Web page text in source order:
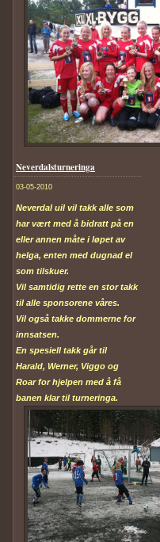
Neverdalsturneringa
03-05-2010
Neverdal uil vil takk alle som
har vært med å bidratt på en
eller annen måte i løpet av
helga, enten med dugnad el
som tilskuer.
Vil samtidig rette en stor takk
til alle sponsorene våres.
Vil også takke dommerne for
innsatsen.
En spesiell takk går til
Harald, Werner, Viggo og
Roar for hjelpen med å få
banen klar til turneringa.